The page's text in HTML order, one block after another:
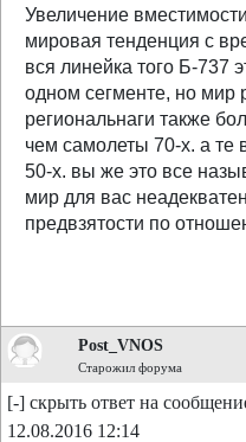
Увеличение
мировая тенденция с
вся линейка того Б-737
одном сегменте, но мир
региональнаги также
чем самолеты 70-х. а те
50-х. вы же это все
мир для вас
предвзятости по
Post_VNOS
Старожил форума
[-] скрыть ответ на
12.08.2016 12:14